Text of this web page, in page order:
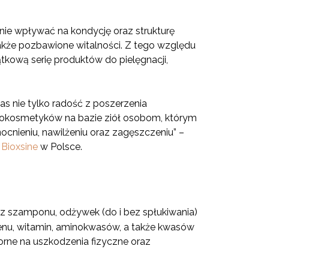
wpływać na kondycję oraz strukturę
pozbawione witalności. Z tego względu
serię produktów do pielęgnacji,
nie tylko radość z poszerzenia
na bazie ziół osobom, którym
nawilżeniu oraz zagęszczeniu” –
Bioxsine w Polsce.
szamponu, odżywek (do i bez spłukiwania)
witamin, aminokwasów, a także kwasów
na uszkodzenia fizyczne oraz